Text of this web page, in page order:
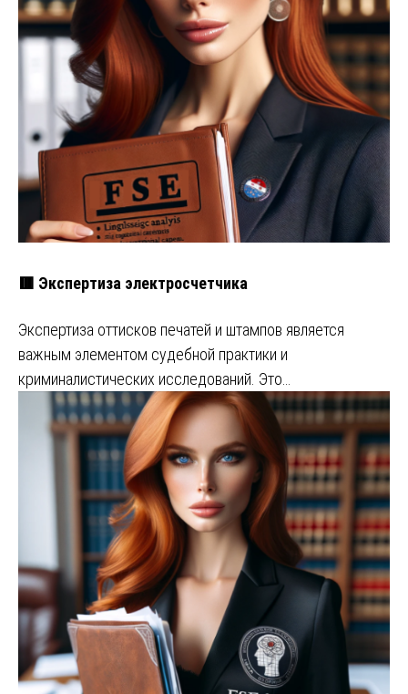
🟥 Экспертиза электросчетчика
Экспертиза оттисков печатей и штампов является
важным элементом судебной практики и
криминалистических исследований. Это…